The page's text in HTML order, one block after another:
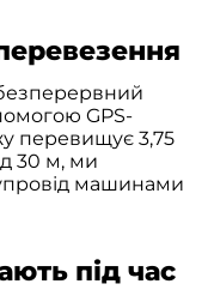
GPS-
перевищує 3,75
30 м, ми
машинами
під час